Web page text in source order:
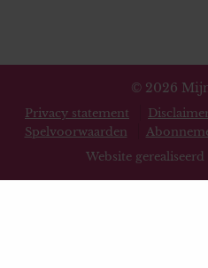
© 2026
Privacy statement
Spelvoorwaarden
Website